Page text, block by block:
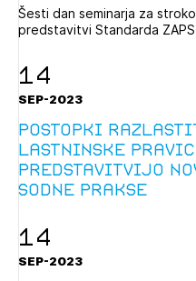
PRIJAVITE SE
Šesti dan seminarja za
predstavitvi Standarda ZAPS
14
SEP-2023
Postopki
lastninske
predstavitvijo
sodne prakse
14
SEP-2023